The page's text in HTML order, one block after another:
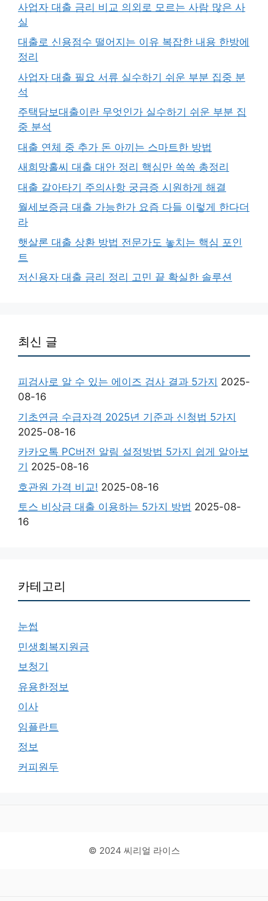
사업자 대출 금리 비교 의외로 모르는 사람 많은 사
실
대출로 신용점수 떨어지는 이유 복잡한 내용 한방에
정리
사업자 대출 필요 서류 실수하기 쉬운 부분 집중 분
석
주택담보대출이란 무엇인가 실수하기 쉬운 부분 집
중 분석
대출 연체 중 추가 돈 아끼는 스마트한 방법
새희망홀씨 대출 대안 정리 핵심만 쏙쏙 총정리
대출 갈아타기 주의사항 궁금증 시원하게 해결
월세보증금 대출 가능한가 요즘 다들 이렇게 한다더
라
햇살론 대출 상환 방법 전문가도 놓치는 핵심 포인
트
저신용자 대출 금리 정리 고민 끝 확실한 솔루션
최신 글
피검사로 알 수 있는 에이즈 검사 결과 5가지 2025-
08-16
기초연금 수급자격 2025년 기준과 신청법 5가지
2025-08-16
카카오톡 PC버전 알림 설정방법 5가지 쉽게 알아보
기 2025-08-16
호관원 가격 비교! 2025-08-16
토스 비상금 대출 이용하는 5가지 방법 2025-08-
16
카테고리
눈썹
민생회복지원금
보청기
유용한정보
이사
임플란트
정보
커피원두
© 2024 씨리얼 라이스